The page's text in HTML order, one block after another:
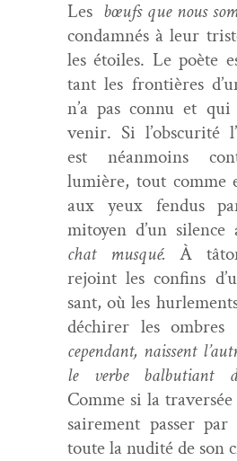
Les bœufs que nous
con­damnés à leur
les étoiles. Le poète
tant les fron­tières
n’a pas con­nu et
venir. Si l’obscurité
est néan­moins
lumière, tout comme
aux yeux fendus
mitoyen d’un
chat musqué.À
rejoint les con­fins
sant, où les
déchir­er les
cepen­dant, nais­sent
le verbe bal­bu­tiant
Comme si la
saire­ment pass­er
toute la nudité de son